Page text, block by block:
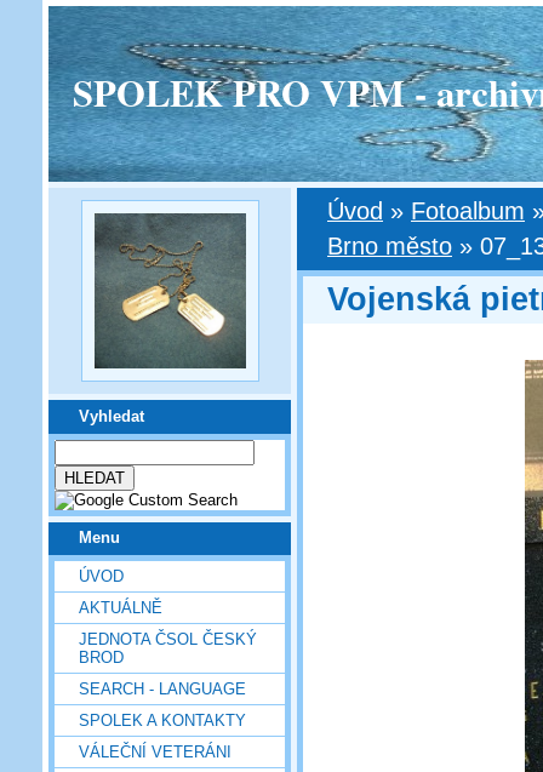
SPOLEK PRO VPM -
Vyhledat
Menu
ÚVOD
AKTUÁLNĚ
JEDNOTA ČSOL ČESKÝ
BROD
SEARCH - LANGUAGE
SPOLEK A KONTAKTY
VÁLEČNÍ VETERÁNI
Úvod » Fotoalbum
Brno město »
Vojenská